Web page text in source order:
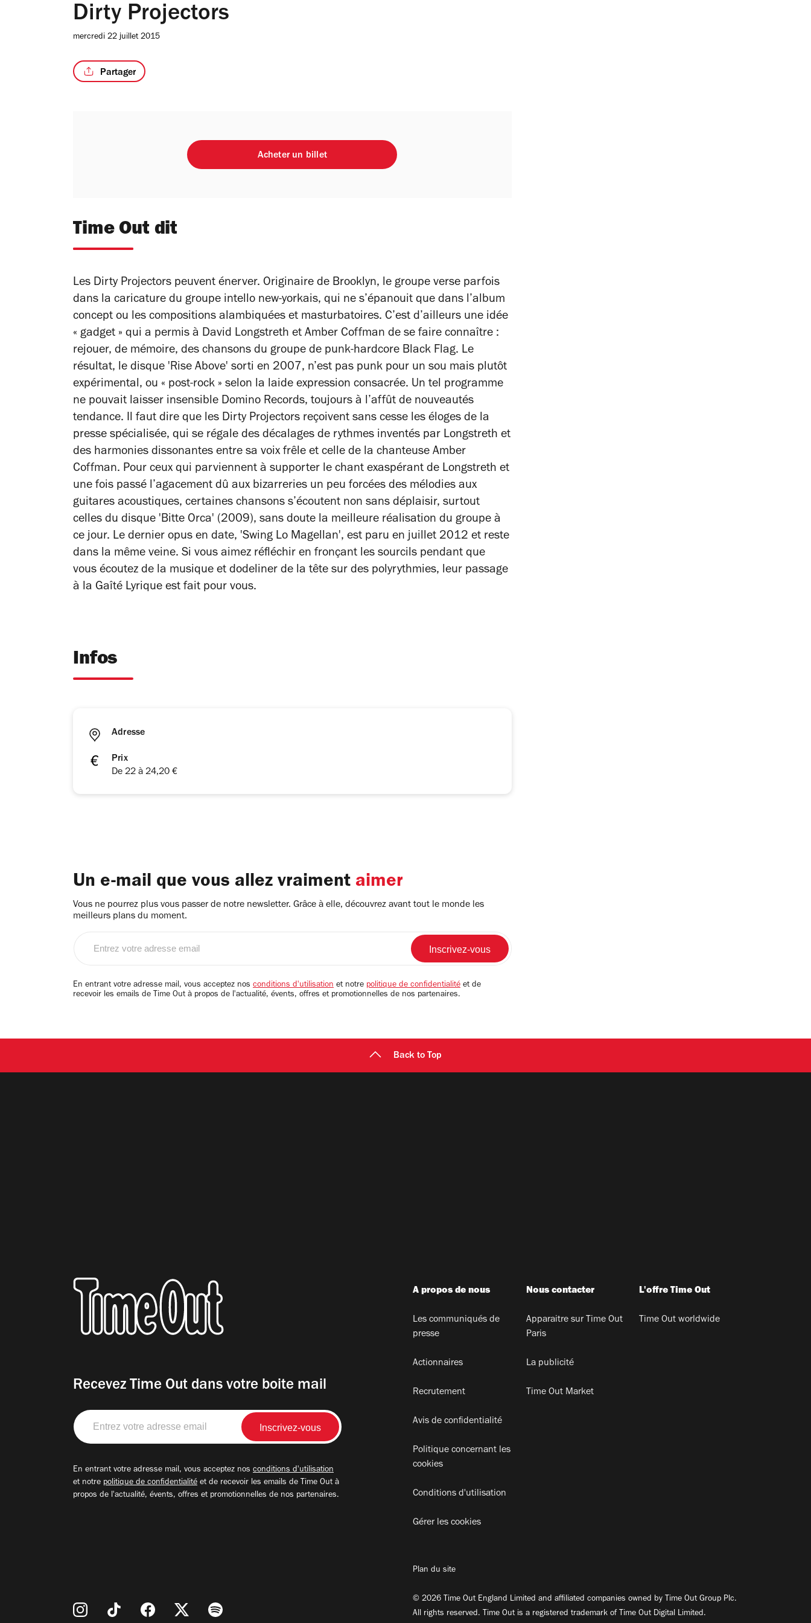
Dirty Projectors
mercredi 22 juillet 2015
Partager
Acheter un billet
Time Out dit
Les Dirty Projectors peuvent énerver. Originaire de Brooklyn, le groupe verse parfois
dans la caricature du groupe intello new-yorkais, qui ne s’épanouit que dans l’album
concept ou les compositions alambiquées et masturbatoires. C’est d’ailleurs une idée
« gadget » qui a permis à David Longstreth et Amber Coffman de se faire connaître :
rejouer, de mémoire, des chansons du groupe de punk-hardcore Black Flag. Le
résultat, le disque 'Rise Above' sorti en 2007, n’est pas punk pour un sou mais plutôt
expérimental, ou « post-rock » selon la laide expression consacrée. Un tel programme
ne pouvait laisser insensible Domino Records, toujours à l’affût de nouveautés
tendance. Il faut dire que les Dirty Projectors reçoivent sans cesse les éloges de la
presse spécialisée, qui se régale des décalages de rythmes inventés par Longstreth et
des harmonies dissonantes entre sa voix frêle et celle de la chanteuse Amber
Coffman. Pour ceux qui parviennent à supporter le chant exaspérant de Longstreth et
une fois passé l’agacement dû aux bizarreries un peu forcées des mélodies aux
guitares acoustiques, certaines chansons s’écoutent non sans déplaisir, surtout
celles du disque 'Bitte Orca' (2009), sans doute la meilleure réalisation du groupe à
ce jour. Le dernier opus en date, 'Swing Lo Magellan', est paru en juillet 2012 et reste
dans la même veine. Si vous aimez réfléchir en fronçant les sourcils pendant que
vous écoutez de la musique et dodeliner de la tête sur des polyrythmies, leur passage
à la Gaîté Lyrique est fait pour vous.
Infos
Adresse
Prix
De 22 à 24,20 €
Un e-mail que vous allez vraiment aimer
Vous ne pourrez plus vous passer de notre newsletter. Grâce à elle, découvrez avant tout le monde les
meilleurs plans du moment.
email
En entrant votre adresse mail, vous acceptez nos conditions d'utilisation et notre politique de confidentialité et de
recevoir les emails de Time Out à propos de l'actualité, évents, offres et promotionnelles de nos partenaires.
Back to Top
Recevez Time Out dans votre boite mail
Entrez
votre
adresse
En entrant votre adresse mail, vous acceptez nos conditions d'utilisation
et notre politique de confidentialité et de recevoir les emails de Time Out à
propos de l'actualité, évents, offres et promotionnelles de nos partenaires.
A propos de nous
Les communiqués de
presse
Actionnaires
Recrutement
Avis de confidentialité
Politique concernant les
cookies
Conditions d'utilisation
Gérer les cookies
Nous contacter
Apparaitre sur Time Out
Paris
La publicité
Time Out Market
L'offre Time Out
Time Out worldwide
Plan du site
© 2026 Time Out England Limited and affiliated companies owned by Time Out Group Plc.
All rights reserved. Time Out is a registered trademark of Time Out Digital Limited.